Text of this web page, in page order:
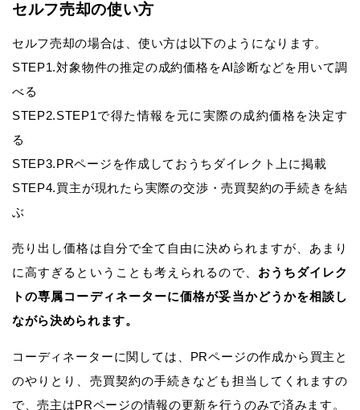
セルフ売却の使い方
セルフ売却の場合は、使い方は以下のようになります。
STEP1.対象物件の推定の成約価格をAI診断などを用いて調
べる
STEP2.STEP1で得た情報を元に実際の成約価格を決定す
る
STEP3.PRページを作成しておうちダイレクト上に掲載
STEP4.買主が現れたら実際の交渉・売買契約の手続きを結
ぶ
売り出し価格は自分で全て自由に決められますが、あまり
に高すぎるということも考えられるので、 おうちダイレク
トの専属コーディネーターに価格が妥当かどうかを相談し
ながら決められます。
コーディネーターに関しては、PRページの作成から買主と
のやりとり、売買契約の手続きなども担当してくれますの
で、売主はPRページの情報の更新を行うのみで済みます。